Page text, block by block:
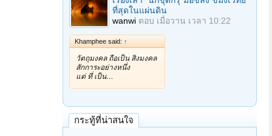
ที่สุดในแผ่นดิน
wanwi ตอบ เมื่อวาน เวลา 10:22
Khamphee said: ↑
วัตถุมงคล ถือเป็น สิ่งมงคล
สักการะอย่างหนึ่ง
แต่ ที่ เป็น…
กระทู้ที่น่าสนใจ